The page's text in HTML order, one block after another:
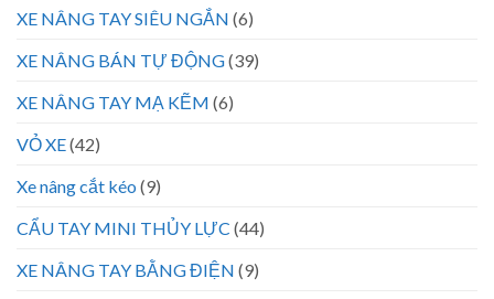
XE NÂNG TAY SIÊU NGẮN (6)
XE NÂNG BÁN TỰ ĐỘNG(39)
XE NÂNG TAY MẠ KẼM (6)
VỎ XE(42)
Xe nâng cắt kéo (9)
CẨU TAY MINI THỦY LỰC (44)
XE NÂNG TAY BẰNG ĐIỆN (9)